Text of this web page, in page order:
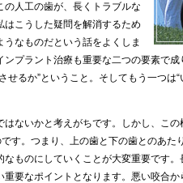
人工の歯が、長くトラブルな
はこうした疑問を解消するため
なものだという話をよくしま
プラント治療も重要な二つの要素で
せるか”ということ。そしてもう一つは
ないかと考えがちです。しかし、こ
す。つまり、上の歯と下の歯とのあた
ものにしていくことが大変重要です。
要なポイントとなります。悪い咬合か